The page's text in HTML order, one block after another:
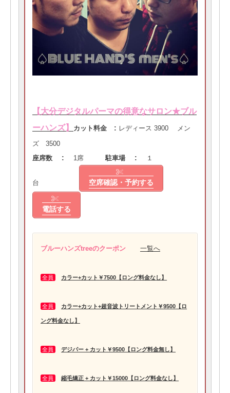
【大分デジタルパーマの得意なサロン★ブル
ーハンズ】
カット料金 : レディース 3900 メン
ズ 3500
座席数 : 1席 駐車場 : １
台 空席確認・予約する
電話する
ブルーハンズtreeのクーポン 一覧へ
全員 カラー+カット￥7500【ロング料金なし】
全員 カラー+カット+超音波トリートメント￥9500 【ロ
ング料金なし】
全員 デジパー + カット￥9500【ロング料金無し】
全員 縮毛矯正 + カット￥15000【ロング料金なし】